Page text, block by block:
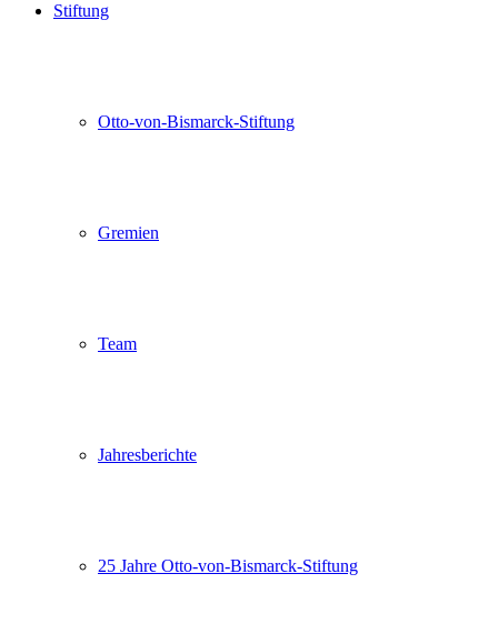
Stiftung
Otto-von-Bismarck-Stiftung
Gremien
Team
Jahresberichte
25 Jahre Otto-von-Bismarck-Stiftung